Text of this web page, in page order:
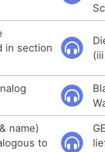
in section
name)
to